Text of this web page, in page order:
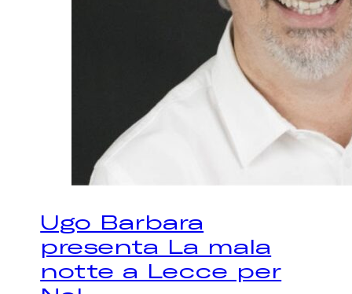
Ugo Barbara
presenta La mala
notte a Lecce per